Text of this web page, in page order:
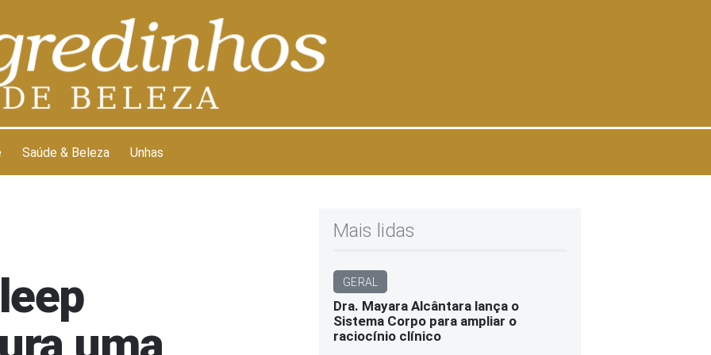
Saúde & Beleza Unhas
Mais lidas
GERAL
Dra. Mayara Alcântara lança o
Sistema Corpo para ampliar o
raciocínio clínico